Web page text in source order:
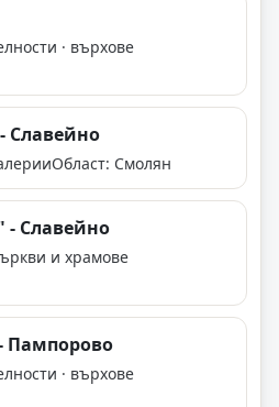
· върхове
Славейно
Област: Смолян
- Славейно
и храмове
Пампорово
· върхове